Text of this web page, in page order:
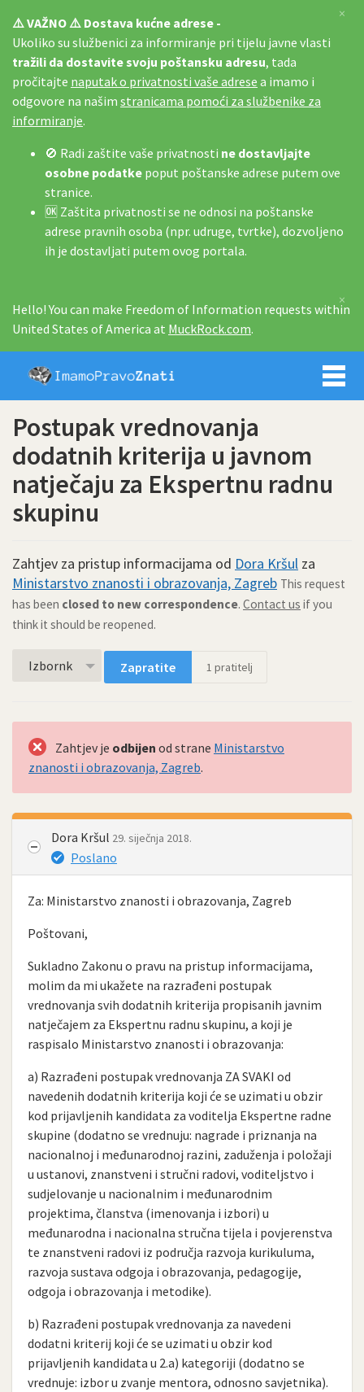
⚠️ VAŽNO ⚠️ Dostava kućne adrese -
Ukoliko su službenici za informiranje pri tijelu javne vlasti
tražili da dostavite svoju poštansku adresu, tada
pročitajte naputak o privatnosti vaše adrese a imamo i
odgovore na našim stranicama pomoći za službenike za
informiranje.
🚫 Radi zaštite vaše privatnosti ne dostavljajte
osobne podatke poput poštanske adrese putem ove
stranice.
🆗 Zaštita privatnosti se ne odnosi na poštanske
adrese pravnih osoba (npr. udruge, tvrtke), dozvoljeno
ih je dostavljati putem ovog portala.
×
Hello! You can make Freedom of Information requests within
United States of America at MuckRock.com.
×
Imamo
Postupak vrednovanja
dodatnih kriterija u javnom
natječaju za Ekspertnu radnu
skupinu
Zahtjev za pristup informacijama od Dora Kršul za
Ministarstvo znanosti i obrazovanja, Zagreb This request
has been closed to new correspondence. Contact us if you
think it should be reopened.
Izbornk Zapratite 1 pratitelj
Zahtjev je odbijen od strane Ministarstvo
znanosti i obrazovanja, Zagreb.
Dora Kršul 29. siječnja 2018.
Poslano
Za: Ministarstvo znanosti i obrazovanja, Zagreb
Poštovani,
Sukladno Zakonu o pravu na pristup informacijama,
molim da mi ukažete na razrađeni postupak
vrednovanja svih dodatnih kriterija propisanih javnim
natječajem za Ekspertnu radnu skupinu, a koji je
raspisalo Ministarstvo znanosti i obrazovanja:
a) Razrađeni postupak vrednovanja ZA SVAKI od
navedenih dodatnih kriterija koji će se uzimati u obzir
kod prijavljenih kandidata za voditelja Ekspertne radne
skupine (dodatno se vrednuju: nagrade i priznanja na
nacionalnoj i međunarodnoj razini, zaduženja i položaji
u ustanovi, znanstveni i stručni radovi, voditeljstvo i
sudjelovanje u nacionalnim i međunarodnim
projektima, članstva (imenovanja i izbori) u
međunarodna i nacionalna stručna tijela i povjerenstva
te znanstveni radovi iz područja razvoja kurikuluma,
razvoja sustava odgoja i obrazovanja, pedagogije,
odgoja i obrazovanja i metodike).
b) Razrađeni postupak vrednovanja za navedeni
dodatni kriterij koji će se uzimati u obzir kod
prijavljenih kandidata u 2.a) kategoriji (dodatno se
vrednuje: izbor u zvanje mentora, odnosno savjetnika).